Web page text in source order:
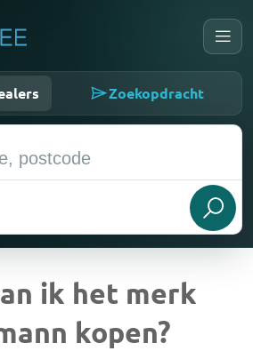
Zoekopdracht
ik het merk
kopen?